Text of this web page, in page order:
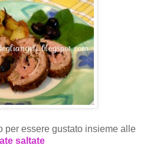
per essere gustato insieme alle
saltate